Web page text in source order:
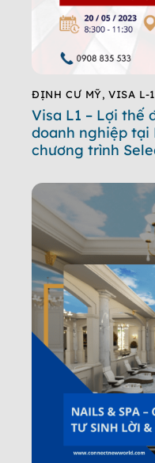
ĐỊNH CƯ MỸ,VISA L-1
Visa L1 – Lợi thế
doanh nghiệp tại
chương trình